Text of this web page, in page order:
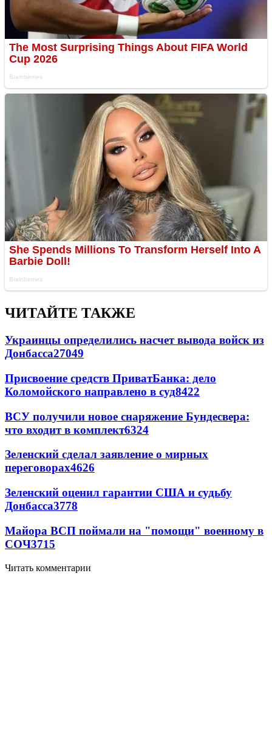
ЧИТАЙТЕ ТАКЖЕ
Украинцы определились насчет вывода войск из
Донбасса27049
Присвоение средств ПриватБанка: дело
Коломойского направлено в суд8422
ВСУ получили новое снаряжение Бундесвера:
что входит в комплект6324
Зеленский сделал заявление о мирных
переговорах4626
Зеленский оценил гарантии США и судьбу
Донбасса3778
Майора ВСП поймали на "помощи" военному в
СОЧ3715
Читать комментарии